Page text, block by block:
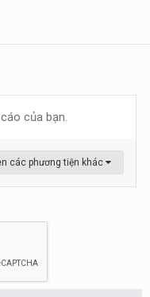
của bạn.
các phương tiện khác